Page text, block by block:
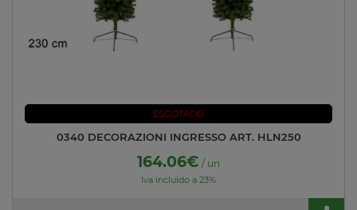
ESGOTADO
0340 DECORAZIONI INGRESSO ART. HLN250
164.06€ / un
Iva incluído a 23%